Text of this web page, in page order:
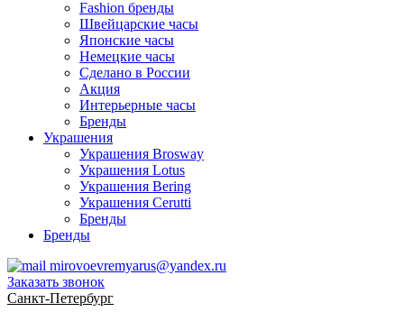
Fashion бренды
Швейцарские часы
Японские часы
Немецкие часы
Сделано в России
Акция
Интерьерные часы
Бренды
Украшения
Украшения Brosway
Украшения Lotus
Украшения Bering
Украшения Cerutti
Бренды
Бренды
mirovoevremyarus@yandex.ru
Заказать звонок
Санкт-Петербург